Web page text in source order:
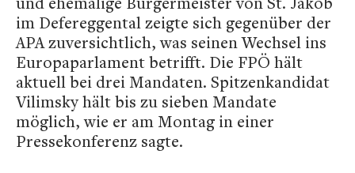
im Defereggental zeigte sich gegenüber der
APA zuversichtlich, was seinen Wechsel ins
Europaparlament betrifft. Die FPÖ hält
aktuell bei drei Mandaten. Spitzenkandidat
Vilimsky hält bis zu sieben Mandate
möglich, wie er am Montag in einer
Pressekonferenz sagte.